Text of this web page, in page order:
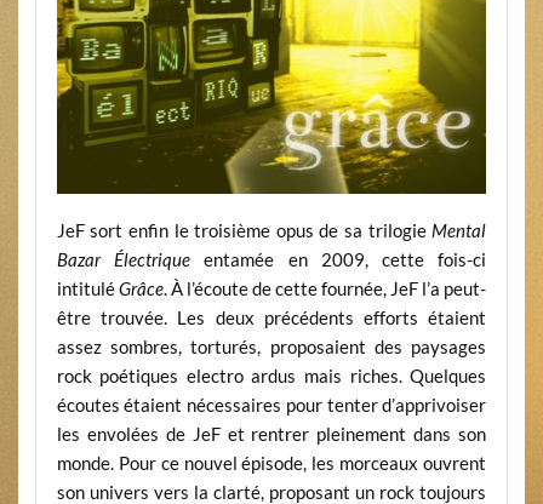
JeF sort enfin le troisième opus de sa trilogie Mental
Bazar Électriqueentamée en 2009, cette fois-ci
intituléGrâce. À l’écoute de cette fournée, JeF l’a peut-
être trouvée. Les deux précédents efforts étaient
assez sombres, torturés, proposaient des paysages
rock poétiques electro ardus mais riches. Quelques
écoutes étaient nécessaires pour tenter d’apprivoiser
les envolées de JeF et rentrer pleinement dans son
monde. Pour ce nouvel épisode, les morceaux ouvrent
son univers vers la clarté, proposant un rock toujours